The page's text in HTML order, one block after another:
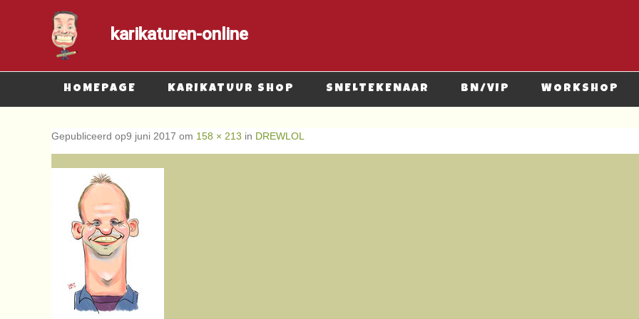
karikaturen-online
HOMEPAGE
KARIKATUUR SHOP SNELTEKENAAR BN/VIP WORKSHOP
Gepubliceerd op9 juni 2017 om 158 × 213 in DREWLOL